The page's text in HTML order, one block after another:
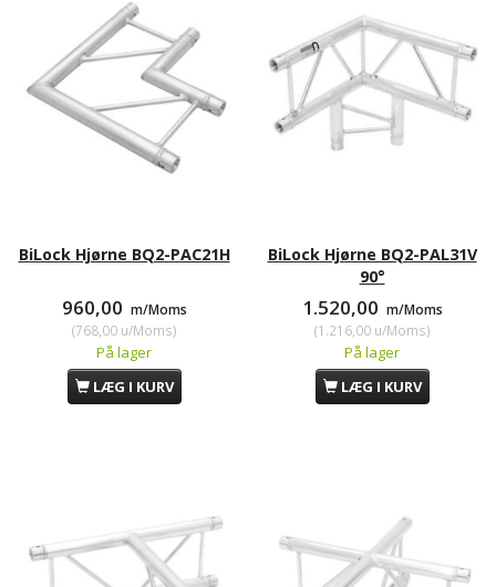
BiLock Hjørne BQ2-PAC21H
960,00 m/Moms
(768,00u/Moms)
På lager
LÆG I KURV
BiLock Hjørne BQ2-PAL31V
90°
1.520,00 m/Moms
(1.216,00u/Moms)
På lager
LÆG I KURV